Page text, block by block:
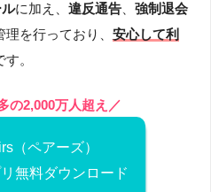
に加え、違反通告 、強制退会
理を行っており、安心して利
す。
の2,000万人超え／
（ペアーズ）
無料ダウンロード